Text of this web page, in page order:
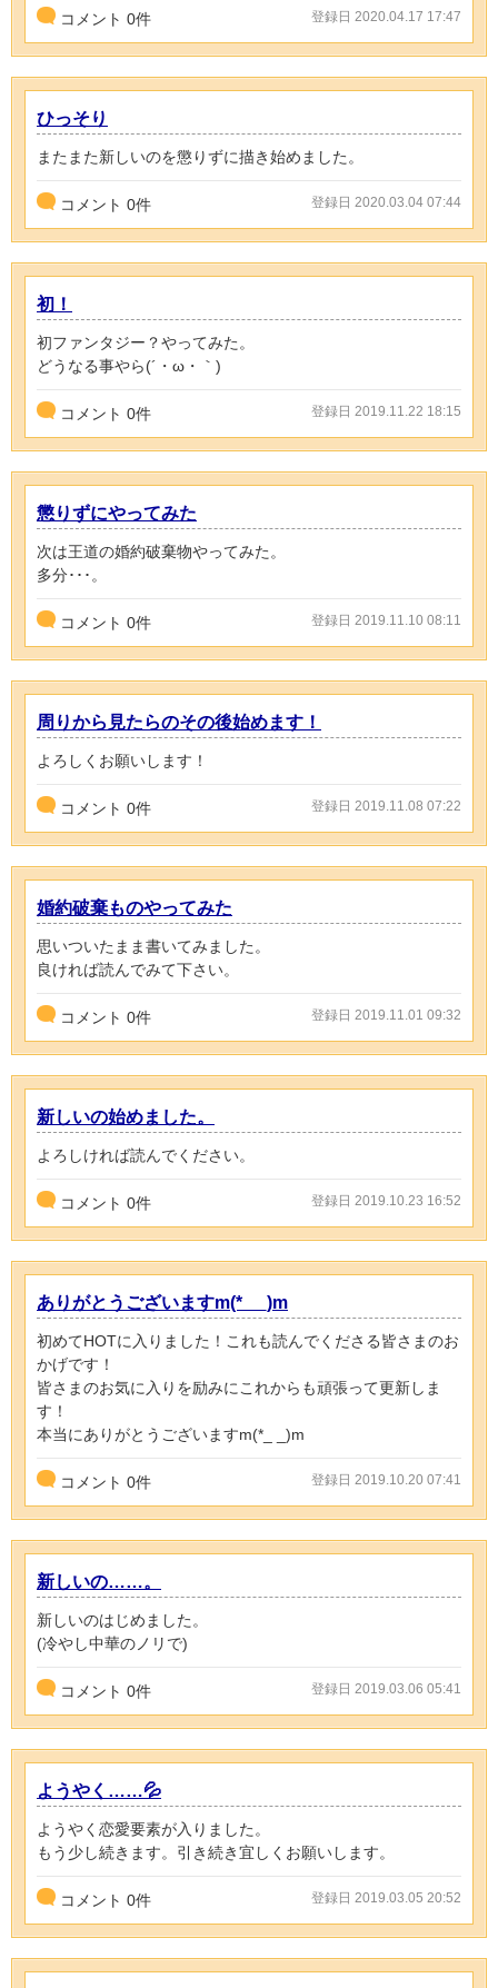
コメント 0件 登録日 2020.04.17 17:47
ひっそり
またまた新しいのを懲りずに描き始めました。
コメント 0件 登録日 2020.03.04 07:44
初！
初ファンタジー？やってみた。
どうなる事やら(´・ω・｀)
コメント 0件 登録日 2019.11.22 18:15
懲りずにやってみた
次は王道の婚約破棄物やってみた。
多分･･･。
コメント 0件 登録日 2019.11.10 08:11
周りから見たらのその後始めます！
よろしくお願いします！
コメント 0件 登録日 2019.11.08 07:22
婚約破棄ものやってみた
思いついたまま書いてみました。
良ければ読んでみて下さい。
コメント 0件 登録日 2019.11.01 09:32
新しいの始めました。
よろしければ読んでください。
コメント 0件 登録日 2019.10.23 16:52
ありがとうございますm(*_ _)m
初めてHOTに入りました！これも読んでくださる皆さまのお
かげです！
皆さまのお気に入りを励みにこれからも頑張って更新しま
す！
本当にありがとうございますm(*_ _)m
コメント 0件 登録日 2019.10.20 07:41
新しいの……。
新しいのはじめました。
(冷やし中華のノリで)
コメント 0件 登録日 2019.03.06 05:41
ようやく……💦
ようやく恋愛要素が入りました。
もう少し続きます。引き続き宜しくお願いします。
コメント 0件 登録日 2019.03.05 20:52